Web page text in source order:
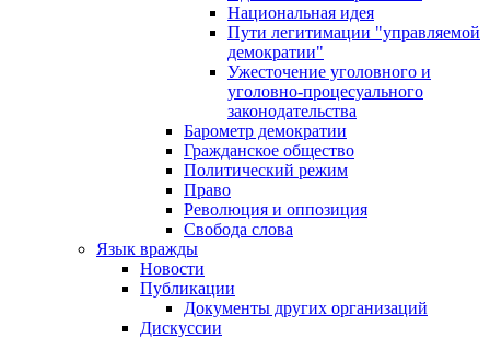
Национальная идея
Пути легитимации "управляемой
демократии"
Ужесточение уголовного и
уголовно-процесуального
законодательства
Барометр демократии
Гражданское общество
Политический режим
Право
Революция и оппозиция
Свобода слова
Язык вражды
Новости
Публикации
Документы других организаций
Дискуссии